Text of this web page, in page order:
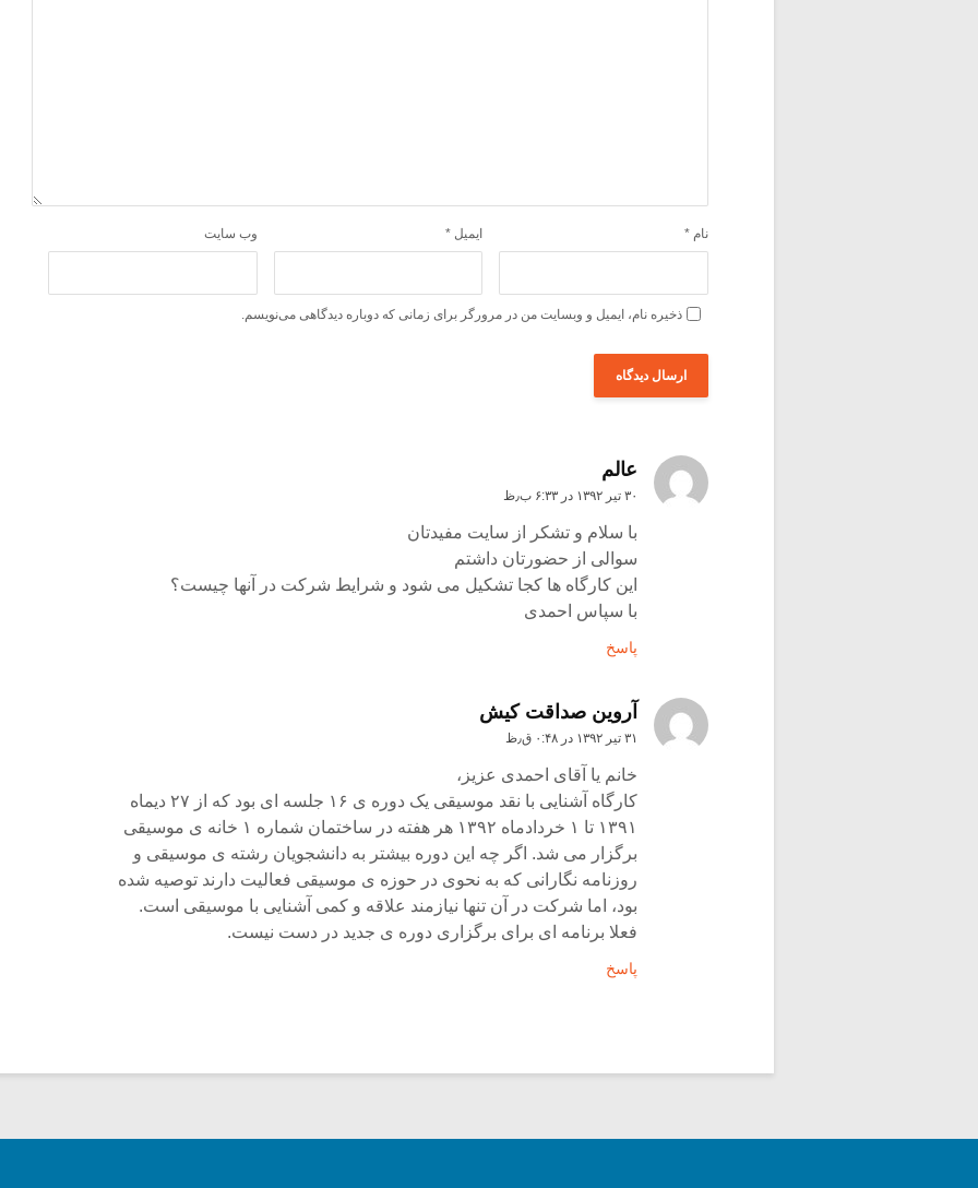
نام * ایمیل * وب‌ سایت
ذخیره نام، ایمیل و وبسایت من در مرورگر برای زمانی که دوباره دیدگاهی می‌نویسم.
عالم
۳۰ تیر ۱۳۹۲ در ۶:۳۳ ب٫ظ
با سلام و تشکر از سایت مفیدتان
سوالی از حضورتان داشتم
این کارگاه ها کجا تشکیل می شود و شرایط شرکت در آنها چیست؟
با سپاس احمدی
پاسخ
آروین صداقت کیش
۳۱ تیر ۱۳۹۲ در ۰:۴۸ ق٫ظ
خانم یا آقای احمدی عزیز،
کارگاه آشنایی با نقد موسیقی یک دوره ی ۱۶ جلسه ای بود که از ۲۷ دیماه
۱۳۹۱ تا ۱ خردادماه ۱۳۹۲ هر هفته در ساختمان شماره ۱ خانه ی موسیقی
برگزار می شد. اگر چه این دوره بیشتر به دانشجویان رشته ی موسیقی و
روزنامه نگارانی که به نحوی در حوزه ی موسیقی فعالیت دارند توصیه شده
بود، اما شرکت در آن تنها نیازمند علاقه و کمی آشنایی با موسیقی است.
فعلا برنامه ای برای برگزاری دوره ی جدید در دست نیست.
پاسخ